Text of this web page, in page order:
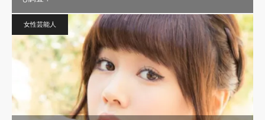
女性芸能人